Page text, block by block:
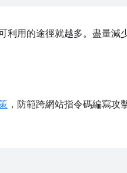
用的途徑就越多。盡量減
，防範跨網站指令碼編寫攻